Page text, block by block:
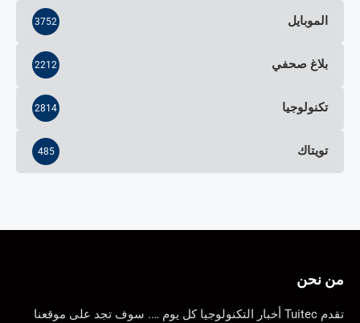
الموبايل 3752
بلاغ صحفي 2212
تكنولوجيا 2814
تويتاك 485
من نحن
تقدم Tuitec أخبار التكنولوجيا كل يوم …. سوف تجد على موقعنا